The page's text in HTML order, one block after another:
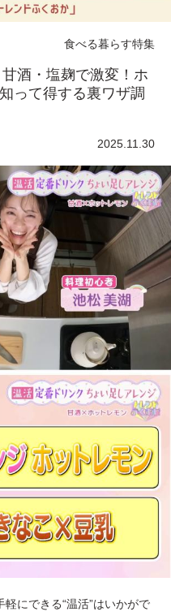
食べる暮らす特集
酒・塩麹で激変！ホ
って得する裏ワザ調
2025.11.30
にできる“温活”はいかがで